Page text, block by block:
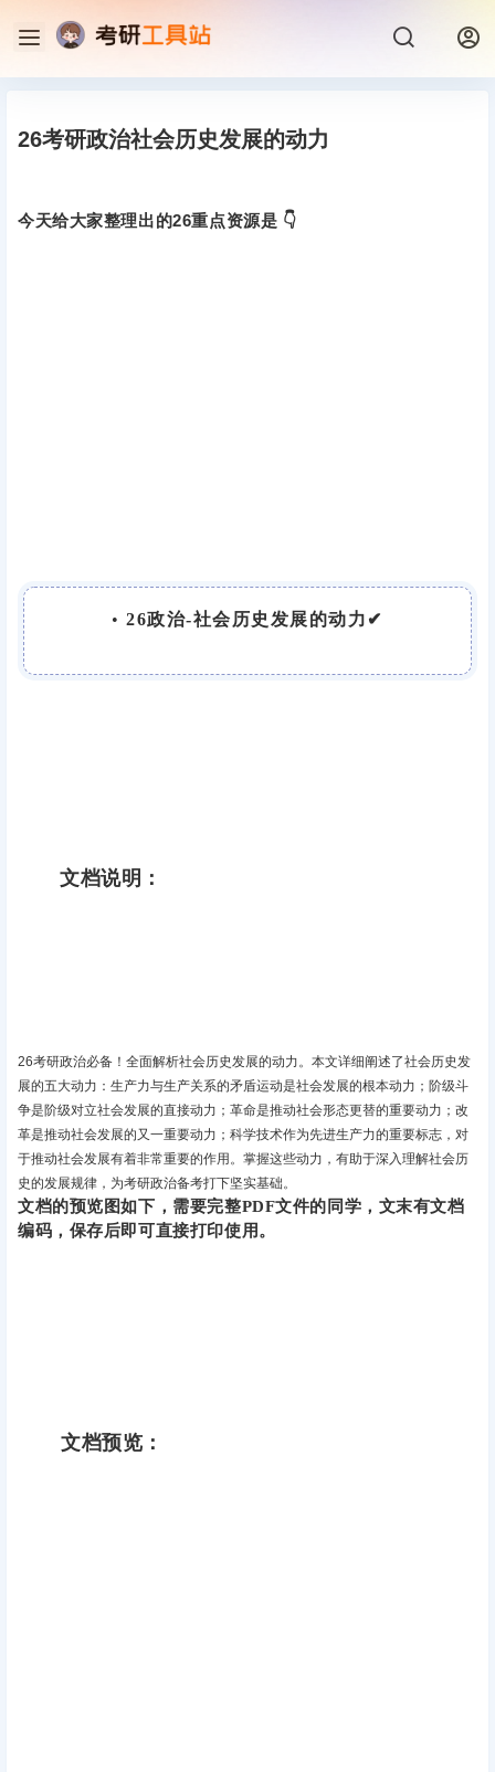
26考研政治社会历史发展的动力
今天给大家整理出的26重点资源是 👇
•26政治-社会历史发展的动力✔
文档说明：
26考研政治必备！全面解析社会历史发展的动力‌。本文详细阐述了社会历史发
展的五大动力：‌生产力与生产关系的矛盾运动‌是社会发展的根本动力；‌阶级斗
争‌是阶级对立社会发展的直接动力；‌革命‌是推动社会形态更替的重要动力；‌改
革‌是推动社会发展的又一重要动力；‌科学技术‌作为先进生产力的重要标志，对
于推动社会发展有着非常重要的作用。掌握这些动力，有助于深入理解社会历
史的发展规律，为考研政治备考打下坚实基础‌。
文档的预览图如下，需要完整PDF文件的同学，文末有文档
编码，保存后即可直接打印使用。
文档预览：